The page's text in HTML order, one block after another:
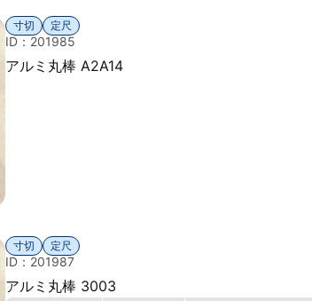
寸切 定尺
ID：201985
アルミ丸棒 A2A14
寸切 定尺
ID：201987
アルミ丸棒 3003